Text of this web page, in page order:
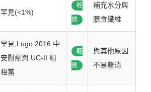
罕見(<1%)
輕
微
補充水分與
膳食纖維
罕見,Lugo 2016 中
安慰劑與 UC-II 組
相當
輕
微
與其他原因
不易釐清